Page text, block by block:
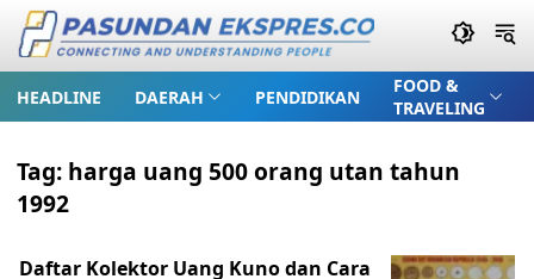
HEADLINE DAERAH PENDIDIKAN
FOOD &
TRAVELING
Tag: harga uang 500 orang utan tahun
1992
Daftar Kolektor Uang Kuno dan Cara